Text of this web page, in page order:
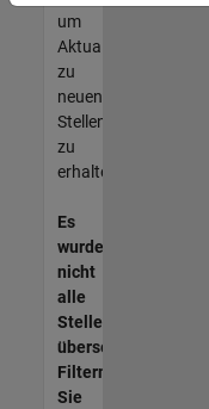
um
Aktualisierungen
zu
neuen
Stellenangeboten
zu
erhalten.
Es
wurden
nicht
alle
Stellen
übersetzt.
Filtern
Sie